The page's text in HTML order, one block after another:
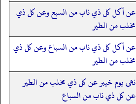
عن أكل كل ذي ناب من السبع وعن كل ذي
مخلب من الطير
عن أكل كل ذي ناب من السباع وعن كل ذي
مخلب من الطير
نهى يوم خيبر عن كل ذي مخلب من الطير
عن كل ذي ناب من السباع